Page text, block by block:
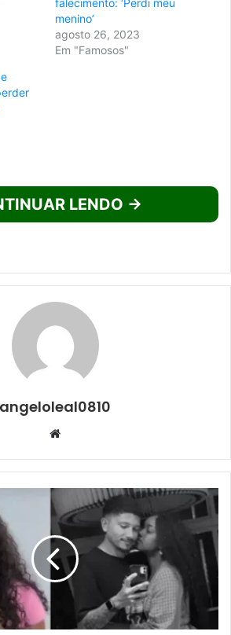
falecimento: ‘Perdi meu
menino’
agosto 26, 2023
Em "Famosos"
LENDO →
angeloleal0810
Website